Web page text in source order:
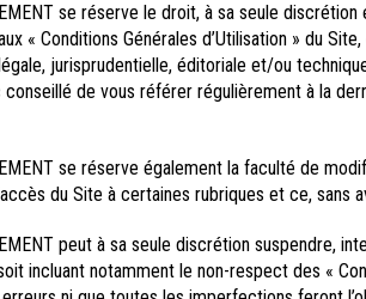
se réserve le droit, à sa seule
« Conditions Générales d’Utilisation » du
jurisprudentielle, éditoriale et/ou
de vous référer régulièrement à la
se réserve également la faculté de
du Site à certaines rubriques et ce, sans
peut à sa seule discrétion suspendre,
incluant notamment le non-respect des «